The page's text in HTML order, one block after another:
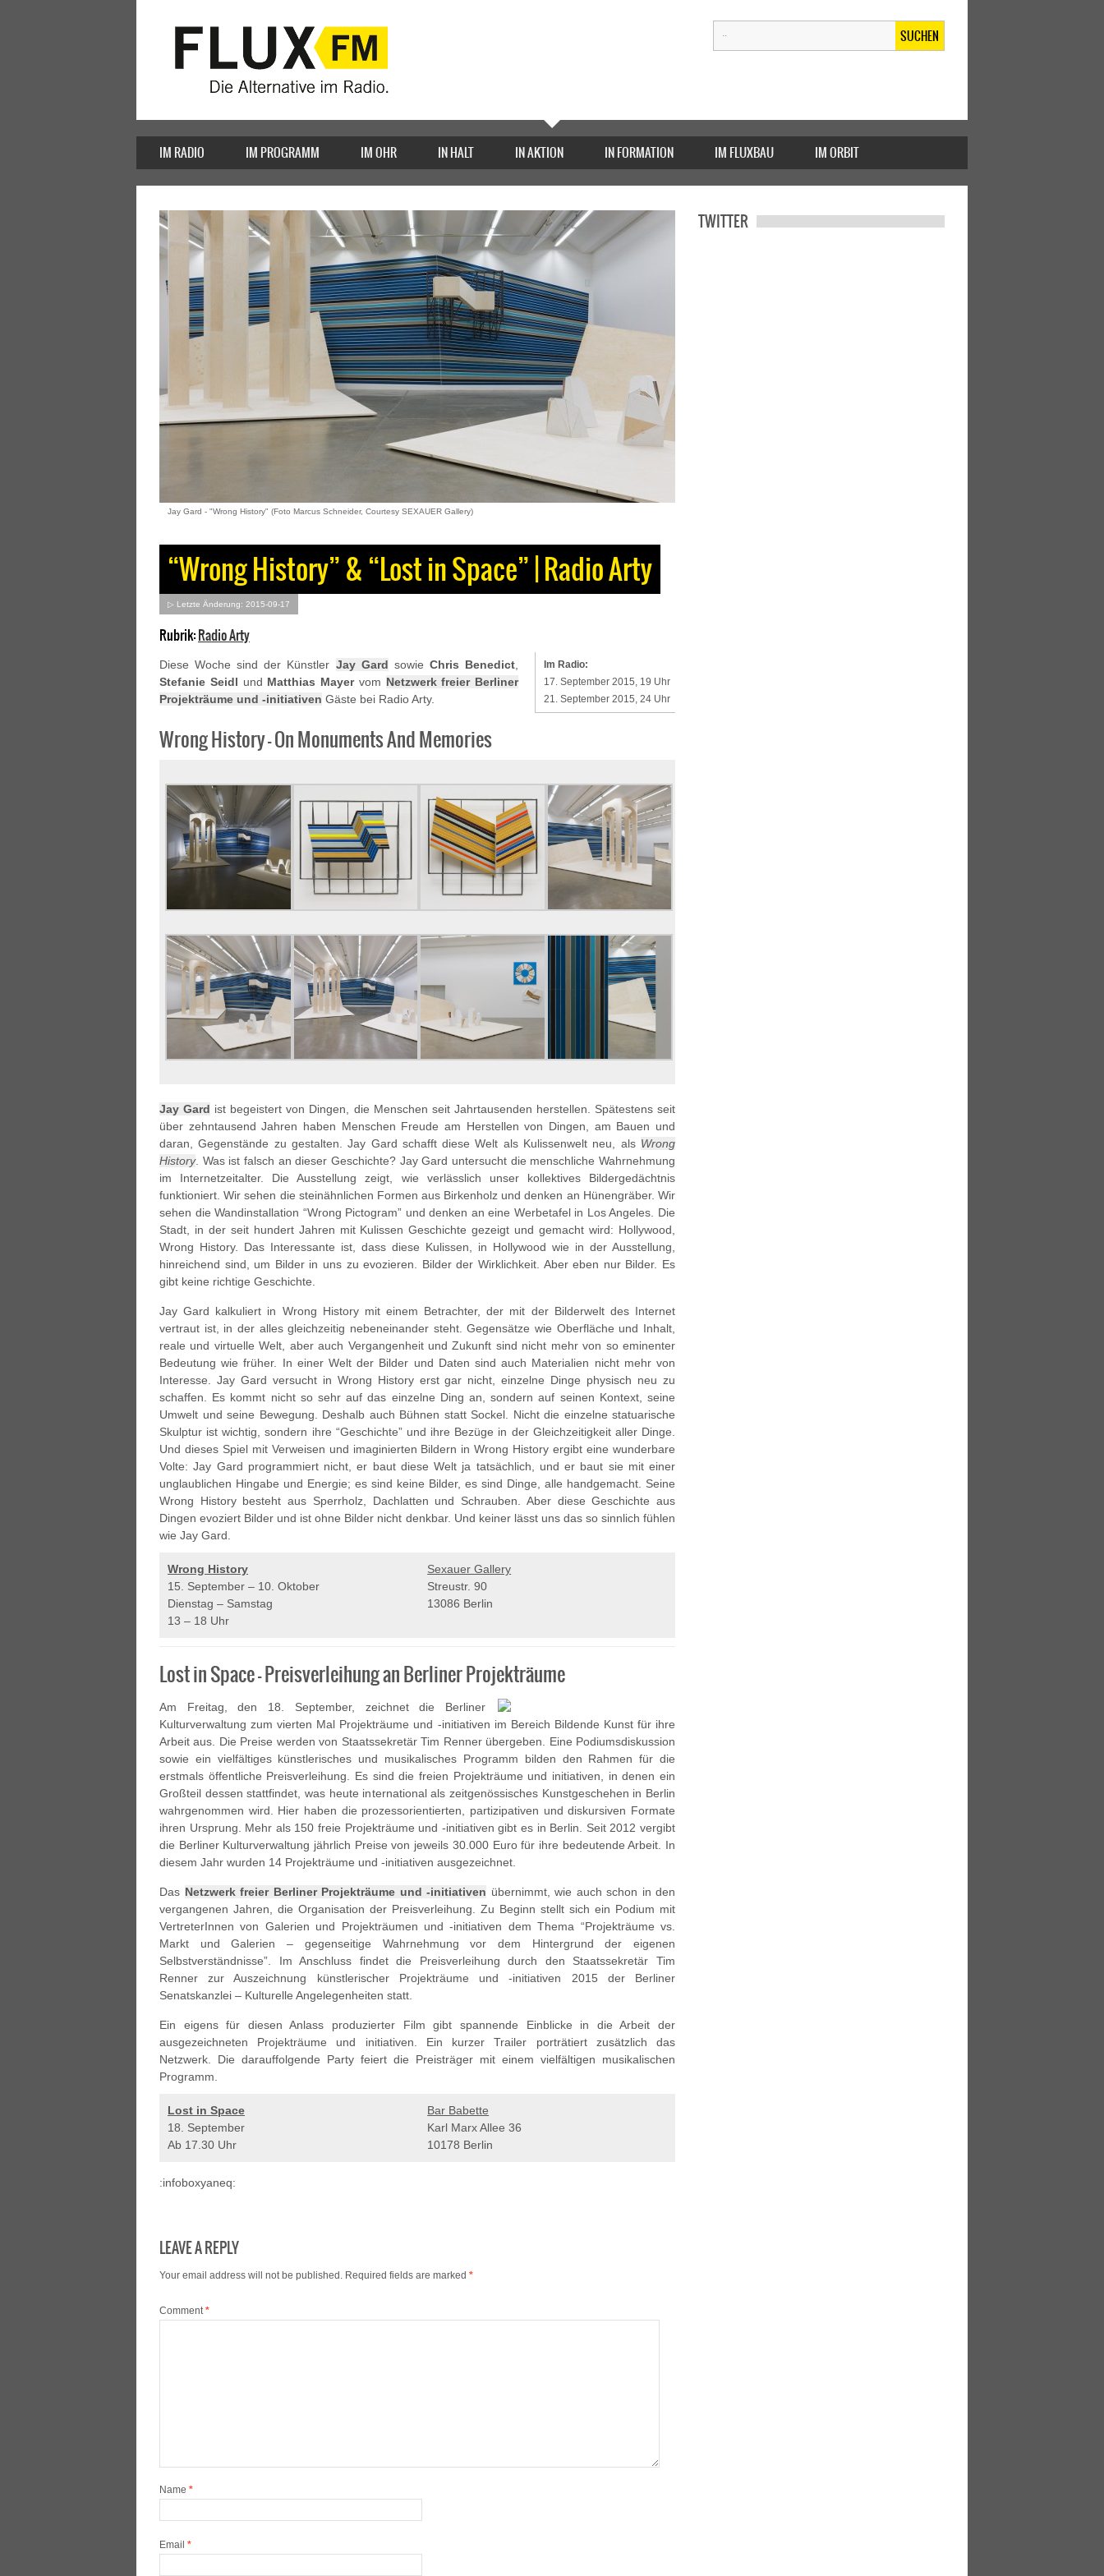
SUCHEN
IM RADIO IM PROGRAMM IM OHR IN HALT IN AKTION IN FORMATION IM FLUXBAU IM ORBIT
Jay Gard - "Wrong History" (Foto Marcus Schneider, Courtesy SEXAUER Gallery)
“Wrong History” & “Lost in Space” | Radio Arty
▷ Letzte Änderung: 2015-09-17
Rubrik:Radio Arty
Im Radio:
17. September 2015, 19 Uhr
21. September 2015, 24 Uhr
Diese Woche sind der Künstler Jay Gard sowie Chris Benedict
Stefanie Seidl und Matthias Mayervom Netzwerk freier Berliner
Projekträume und -initiativen Gäste bei Radio Arty.
Wrong History – On Monuments And Memories
Jay Gard ist begeistert von Dingen, die Menschen seit Jahrtausenden herstellen. Spätestens seit
über zehntausend Jahren haben Menschen Freude am Herstellen von Dingen, am Bauen und
daran, Gegenstände zu gestalten. Jay Gard schafft diese Welt als Kulissenwelt neu, als Wrong
History. Was ist falsch an dieser Geschichte? Jay Gard untersucht die menschliche Wahrnehmung
im Internetzeitalter. Die Ausstellung zeigt, wie verlässlich unser kollektives Bildergedächtnis
funktioniert. Wir sehen die steinähnlichen Formen aus Birkenholz und denken an Hünengräber. Wir
sehen die Wandinstallation “Wrong Pictogram” und denken an eine Werbetafel in Los Angeles. Die
Stadt, in der seit hundert Jahren mit Kulissen Geschichte gezeigt und gemacht wird: Hollywood,
Wrong History. Das Interessante ist, dass diese Kulissen, in Hollywood wie in der Ausstellung,
hinreichend sind, um Bilder in uns zu evozieren. Bilder der Wirklichkeit. Aber eben nur Bilder. Es
gibt keine richtige Geschichte.
Jay Gard kalkuliert in Wrong History mit einem Betrachter, der mit der Bilderwelt des Internet
vertraut ist, in der alles gleichzeitig nebeneinander steht. Gegensätze wie Oberfläche und Inhalt,
reale und virtuelle Welt, aber auch Vergangenheit und Zukunft sind nicht mehr von so eminenter
Bedeutung wie früher. In einer Welt der Bilder und Daten sind auch Materialien nicht mehr von
Interesse. Jay Gard versucht in Wrong History erst gar nicht, einzelne Dinge physisch neu zu
schaffen. Es kommt nicht so sehr auf das einzelne Ding an, sondern auf seinen Kontext, seine
Umwelt und seine Bewegung. Deshalb auch Bühnen statt Sockel. Nicht die einzelne statuarische
Skulptur ist wichtig, sondern ihre “Geschichte” und ihre Bezüge in der Gleichzeitigkeit aller Dinge.
Und dieses Spiel mit Verweisen und imaginierten Bildern in Wrong History ergibt eine wunderbare
Volte: Jay Gard programmiert nicht, er baut diese Welt ja tatsächlich, und er baut sie mit einer
unglaublichen Hingabe und Energie; es sind keine Bilder, es sind Dinge, alle handgemacht. Seine
Wrong History besteht aus Sperrholz, Dachlatten und Schrauben. Aber diese Geschichte aus
Dingen evoziert Bilder und ist ohne Bilder nicht denkbar. Und keiner lässt uns das so sinnlich fühlen
wie Jay Gard.
Wrong History
15. September – 10. Oktober
Dienstag – Samstag
13 – 18 Uhr
Sexauer Gallery
Streustr. 90
13086 Berlin
Lost in Space – Preisverleihung an Berliner Projekträume
Am Freitag, den 18. September, zeichnet die Berliner
Kulturverwaltung zum vierten Mal Projekträume und -initiativen im Bereich Bildende Kunst für ihre
Arbeit aus. Die Preise werden von Staatssekretär Tim Renner übergeben. Eine Podiumsdiskussion
sowie ein vielfältiges künstlerisches und musikalisches Programm bilden den Rahmen für die
erstmals öffentliche Preisverleihung. Es sind die freien Projekträume und initiativen, in denen ein
Großteil dessen stattfindet, was heute international als zeitgenössisches Kunstgeschehen in Berlin
wahrgenommen wird. Hier haben die prozessorientierten, partizipativen und diskursiven Formate
ihren Ursprung. Mehr als 150 freie Projekträume und -initiativen gibt es in Berlin. Seit 2012 vergibt
die Berliner Kulturverwaltung jährlich Preise von jeweils 30.000 Euro für ihre bedeutende Arbeit. In
diesem Jahr wurden 14 Projekträume und -initiativen ausgezeichnet.
Das Netzwerk freier Berliner Projekträume und -initiativen übernimmt, wie auch schon in den
vergangenen Jahren, die Organisation der Preisverleihung. Zu Beginn stellt sich ein Podium mit
VertreterInnen von Galerien und Projekträumen und -initiativen dem Thema “Projekträume vs.
Markt und Galerien – gegenseitige Wahrnehmung vor dem Hintergrund der eigenen
Selbstverständnisse”. Im Anschluss findet die Preisverleihung durch den Staatssekretär Tim
Renner zur Auszeichnung künstlerischer Projekträume und -initiativen 2015 der Berliner
Senatskanzlei ‒ Kulturelle Angelegenheiten statt.
Ein eigens für diesen Anlass produzierter Film gibt spannende Einblicke in die Arbeit der
ausgezeichneten Projekträume und initiativen. Ein kurzer Trailer porträtiert zusätzlich das
Netzwerk. Die darauffolgende Party feiert die Preisträger mit einem vielfältigen musikalischen
Programm.
Lost in Space
18. September
Ab 17.30 Uhr
Bar Babette
Karl Marx Allee 36
10178 Berlin
:infoboxyaneq:
LEAVE A REPLY
Your email address will not be published. Required fields are marked *
Comment*
Name *
Email *
TWITTER